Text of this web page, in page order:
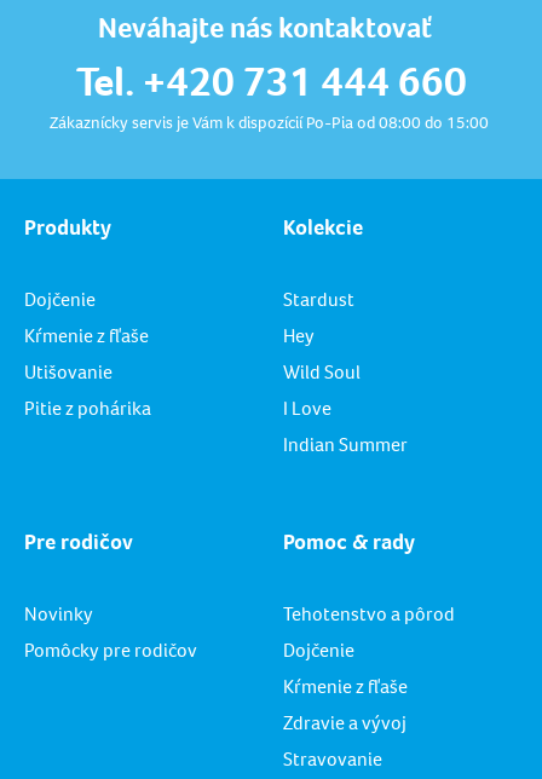
Neváhajte nás kontaktovať
Tel. +420 731 444 660
Zákaznícky servis je Vám k dispozícií Po-Pia od 08:00 do 15:00
Produkty
Dojčenie
Kŕmenie z fľaše
Utišovanie
Pitie z pohárika
Kolekcie
Stardust
Hey
Wild Soul
I Love
Indian Summer
Pre rodičov
Novinky
Pomôcky pre rodičov
Pomoc & rady
Tehotenstvo a pôrod
Dojčenie
Kŕmenie z fľaše
Zdravie a vývoj
Stravovanie